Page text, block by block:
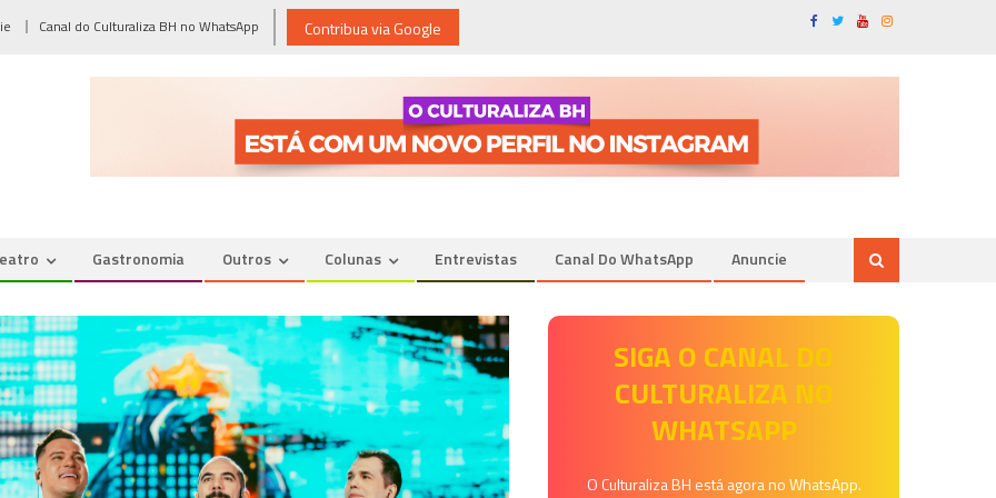
Canal do Culturaliza BH no WhatsApp Contribua via Google
Gastronomia Outros Colunas Entrevistas Canal Do WhatsApp Anuncie
SIGA O CANAL DO
CULTURALIZA NO
WHATSAPP
O Culturaliza BH está agora no WhatsApp.